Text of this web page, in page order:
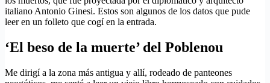
italiano Antonio Ginesi. Estos son algunos de los datos que pude
leer en un folleto que cogí en la entrada.
‘El beso de la muerte’ del Poblenou
Me dirigí a la zona más antigua y allí, rodeado de panteones